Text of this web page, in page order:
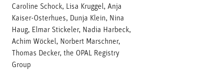
Caroline Schock, Lisa Kruggel, Anja
Kaiser-Osterhues, Dunja Klein, Nina
Haug, Elmar Stickeler, Nadia Harbeck,
Achim Wöckel, Norbert Marschner,
Thomas Decker, the OPAL Registry
Group